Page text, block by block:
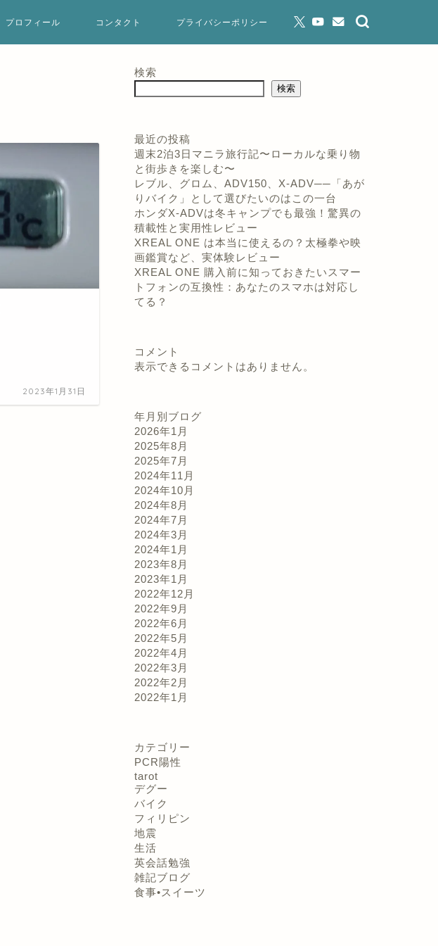
プロフィール コンタクト プライバシーポリシー
2023年1月31日
検索
検索
最近の投稿
週末2泊3日マニラ旅行記〜ローカルな乗り物
と街歩きを楽しむ〜
レブル、グロム、ADV150、X-ADV──「あが
りバイク」として選びたいのはこの一台
ホンダX-ADVは冬キャンプでも最強！驚異の
積載性と実用性レビュー
XREAL ONE は本当に使えるの？太極拳や映
画鑑賞など、実体験レビュー
XREAL ONE 購入前に知っておきたいスマー
トフォンの互換性：あなたのスマホは対応し
てる？
コメント
表示できるコメントはありません。
年月別ブログ
2026年1月
2025年8月
2025年7月
2024年11月
2024年10月
2024年8月
2024年7月
2024年3月
2024年1月
2023年8月
2023年1月
2022年12月
2022年9月
2022年6月
2022年5月
2022年4月
2022年3月
2022年2月
2022年1月
カテゴリー
PCR陽性
tarot
デグー
バイク
フィリピン
地震
生活
英会話勉強
雑記ブログ
食事•スイーツ